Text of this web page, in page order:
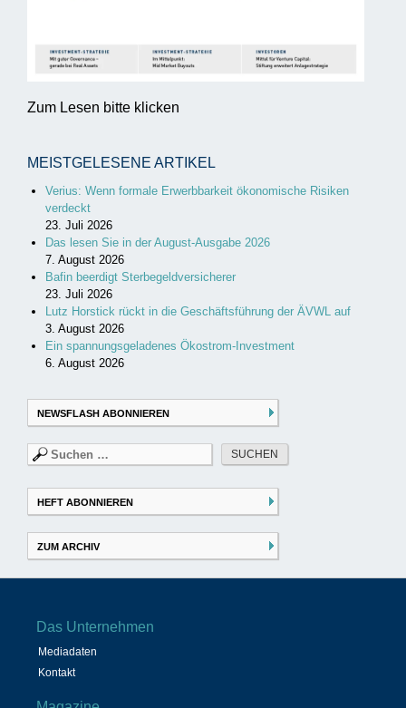
Zum Lesen bitte klicken
MEISTGELESENE ARTIKEL
Verius: Wenn formale Erwerbbarkeit ökonomische Risiken
verdeckt
23. Juli 2026
Das lesen Sie in der August-Ausgabe 2026
7. August 2026
Bafin beerdigt Sterbegeldversicherer
23. Juli 2026
Lutz Horstick rückt in die Geschäftsführung der ÄVWL auf
3. August 2026
Ein spannungsgeladenes Ökostrom-Investment
6. August 2026
NEWSFLASH ABONNIEREN
Suchen
nach:
HEFT ABONNIEREN
ZUM ARCHIV
Das Unternehmen
Mediadaten
Kontakt